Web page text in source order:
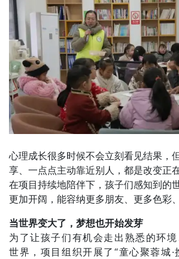
心理成长很多时候不会立刻看见结果，
享、一点点主动靠近别人，都是改变正
在项目持续地陪伴下，孩子们感知到的
更加开阔，能容纳更多朋友、更多色彩
当世界变大了，梦想也开始发芽
为了让孩子们有机会走出熟悉的环
世界，项目组织开展了“童心聚蓉城·